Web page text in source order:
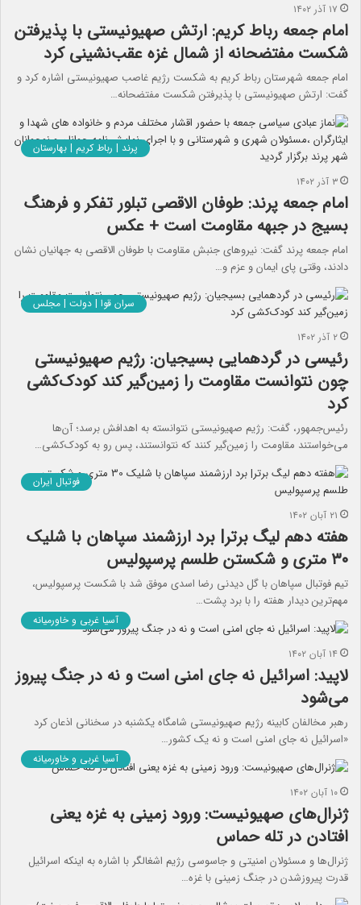
۱۷ آذر ۱۴۰۲
امام جمعه رباط کریم: ارتش صهیونیستی با پذیرفتن
شکست مفتضحانه از شمال غزه عقب‌نشینی کرد
امام جمعه شهرستان رباط کریم به شکست رژیم غاصب صهیونیستی اشاره کرد و
گفت: ارتش صهیونیستی با پذیرفتن شکست مفتضحانه…
پرند | رباط کریم | بهارستان
۳ آذر ۱۴۰۲
امام جمعه پرند: طوفان الاقصی تبلور تفکر و فرهنگ
بسیج در جبهه مقاومت است + عکس
امام جمعه پرند گفت: نیروهای جنبش مقاومت با طوفان الاقصی به جهانیان نشان
دادند، وقتی پای ایمان و عزم و…
سران قوا | دولت | مجلس
۲ آذر ۱۴۰۲
رئیسی در گردهمایی بسیجیان: رژیم صهیونیستی
چون نتوانست مقاومت را زمین‌گیر کند کودک‌کشی
کرد
رئیس‌جمهور، گفت: رژیم صهیونیستی نتوانسته به اهدافش برسد؛‌ آن‌ها
می‌خواستند مقاومت را زمین‌گیر کنند که نتوانستند، پس رو به کودک‌کشی…
فوتبال ایران
۲۱ آبان ۱۴۰۲
هفته دهم لیگ برتر| برد ارزشمند سپاهان با شلیک
۳۰ متری و شکستن طلسم پرسپولیس
تیم فوتبال سپاهان با گل دیدنی رضا اسدی موفق شد با شکست پرسپولیس،
مهم‌ترین دیدار هفته را با برد پشت…
آسیا غربی و خاورمیانه
۱۴ آبان ۱۴۰۲
لاپید: اسرائیل نه جای امنی است و نه در جنگ پیروز
می‌شود
رهبر مخالفان کابینه رژیم صهیونیستی شامگاه یکشنبه در سخنانی اذعان کرد
«اسرائیل نه جای امنی است و نه یک کشور…
آسیا غربی و خاورمیانه
۱۰ آبان ۱۴۰۲
ژنرال‌های صهیونیست: ورود زمینی به غزه یعنی
افتادن در تله حماس
ژنرال‌ها و مسئولان امنیتی و جاسوسی رژیم اشغالگر با اشاره به اینکه اسرائیل
قدرت پیروزشدن در جنگ زمینی با غزه…